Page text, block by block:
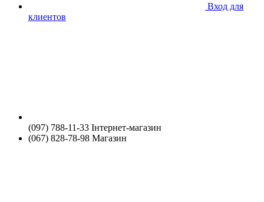
Вход для
клиентов
(097) 788-11-33 Інтернет-магазин
(067) 828-78-98 Магазин